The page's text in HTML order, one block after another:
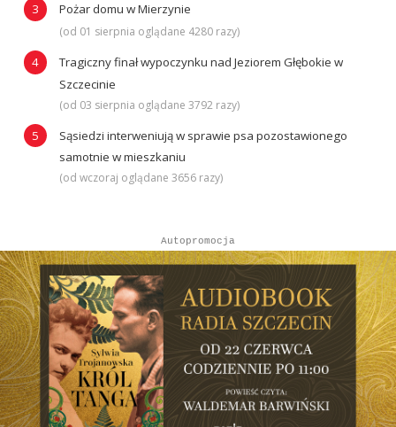
Pożar domu w Mierzynie
(od 01 sierpnia oglądane 4280 razy)
Tragiczny finał wypoczynku nad Jeziorem Głębokie w
Szczecinie
(od 03 sierpnia oglądane 3792 razy)
Sąsiedzi interweniują w sprawie psa pozostawionego
samotnie w mieszkaniu
(od wczoraj oglądane 3656 razy)
Autopromocja